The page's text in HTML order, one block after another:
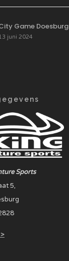
Game Doesburg
juni 2024
Sports
5,